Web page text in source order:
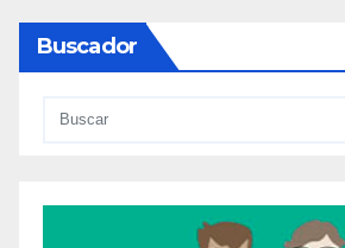
Buscador